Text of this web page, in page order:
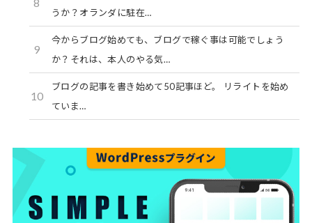
うか？オランダに駐在…
9
今からブログ始めても、ブログで稼ぐ事は可能でしょう
か？それは、本人のやる気…
10
ブログの記事を書き始めて50記事ほど。 リライトを始め
ていま…